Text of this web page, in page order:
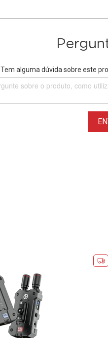
Tem alguma dúvida sobre este